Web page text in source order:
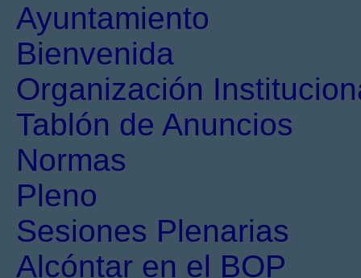
Ayuntamiento
Bienvenida
Organización
Tablón de Anuncios
Normas
Pleno
Sesiones Plenarias
Alcóntar en el BOP